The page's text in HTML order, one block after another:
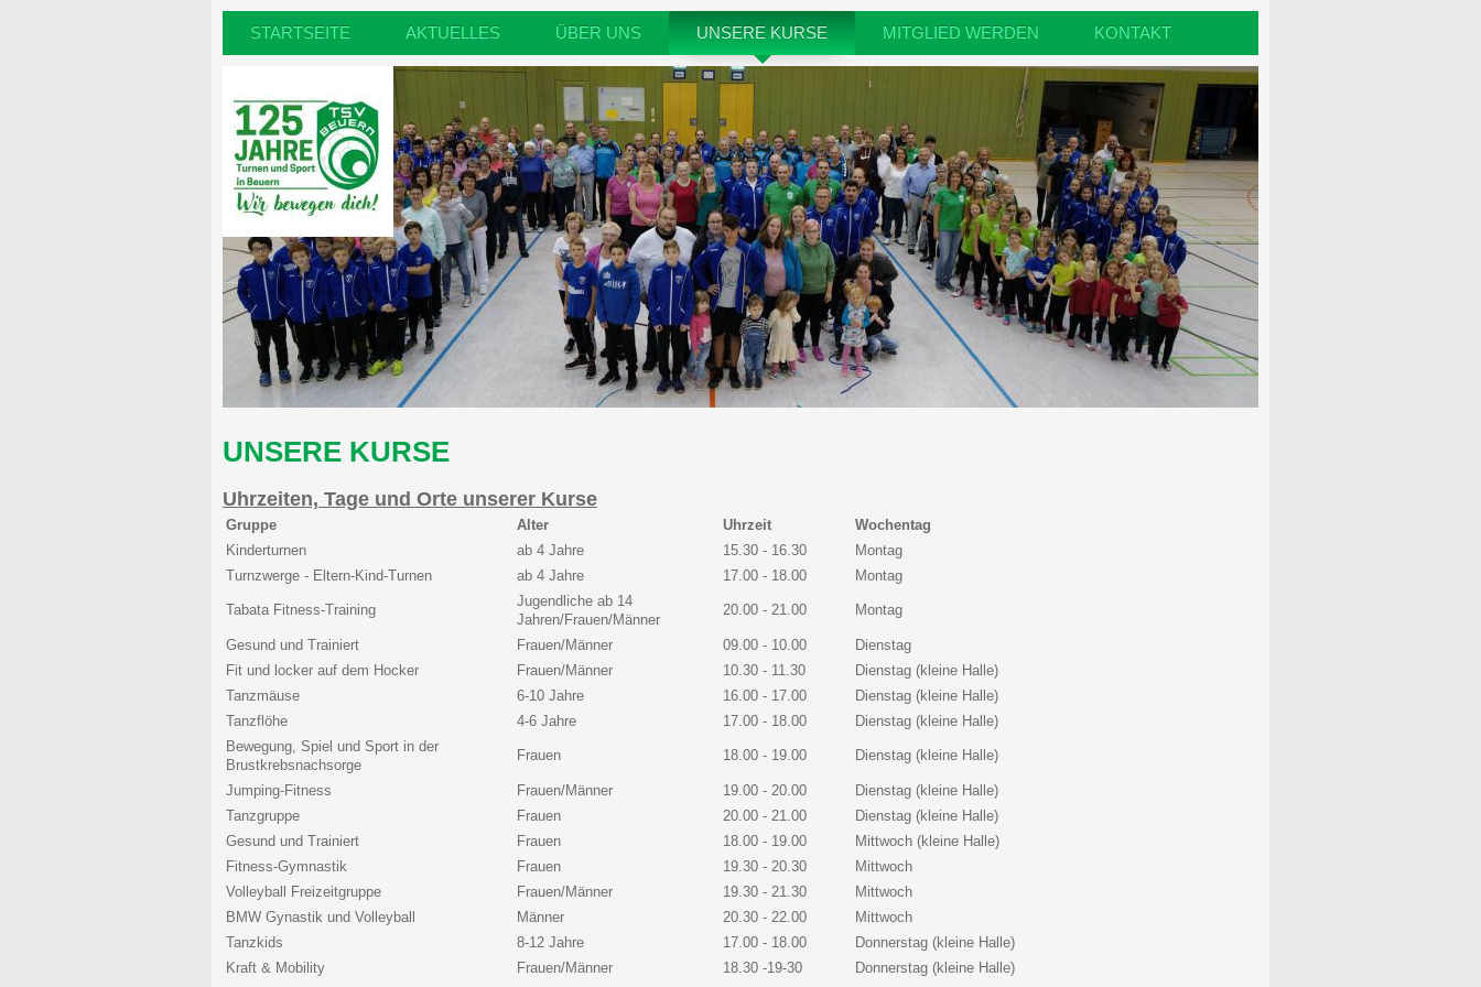
STARTSEITE AKTUELLES ÜBER UNS UNSERE KURSE MITGLIED WERDEN KONTAKT
UNSERE KURSE
Uhrzeiten, Tage und Orte unserer Kurse
Gruppe Alter Uhrzeit
Wochentag
Kinderturnen
ab 4 Jahre 15.30 - 16.30
Montag
Turnzwerge - Eltern-Kind-Turnen
ab 4 Jahre 17.00 - 18.00 Montag
Tabata Fitness-Training
Jugendliche ab 14
Jahren/Frauen/Männer
20.00 - 21.00 Montag
Gesund und Trainiert Frauen/Männer 09.00 - 10.00
Dienstag
Fit und locker auf dem Hocker
Frauen/Männer 10.30 - 11.30
Dienstag (kleine Halle)
Tanzmäuse
6-10 Jahre 16.00 - 17.00 Dienstag (kleine Halle)
Tanzflöhe
4-6 Jahre 17.00 - 18.00 Dienstag (kleine Halle)
Bewegung, Spiel und Sport in der
Brustkrebsnachsorge
Frauen 18.00 - 19.00 Dienstag (kleine Halle)
Jumping-Fitness Frauen/Männer 19.00 - 20.00 Dienstag (kleine Halle)
Tanzgruppe
Frauen 20.00 - 21.00 Dienstag (kleine Halle)
Gesund und Trainiert
Frauen 18.00 - 19.00 Mittwoch (kleine Halle)
Fitness-Gymnastik
Frauen 19.30 - 20.30
Mittwoch
Volleyball Freizeitgruppe
Frauen/Männer 19.30 - 21.30
Mittwoch
BMW Gynastik und Volleyball
Männer 20.30 - 22.00
Mittwoch
Tanzkids
8-12 Jahre 17.00 - 18.00 Donnerstag (kleine Halle)
Kraft & Mobility
Frauen/Männer 18.30 -19-30 Donnerstag (kleine Halle)